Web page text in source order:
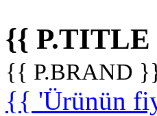
{{
{{ P.BRAND
{{ 'Ürünün